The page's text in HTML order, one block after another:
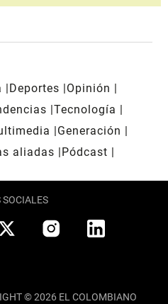
Deportes
Opinión
Tecnología
Generación
aliadas
Pódcast
SOCIALES
© 2026 EL COLOMBIANO